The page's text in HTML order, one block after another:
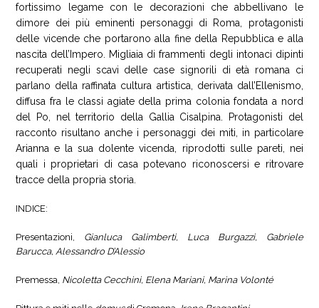
fortissimo legame con le decorazioni che abbellivano le
dimore dei più eminenti personaggi di Roma, protagonisti
delle vicende che portarono alla fine della Repubblica e alla
nascita dell’Impero. Migliaia di frammenti degli intonaci dipinti
recuperati negli scavi delle case signorili di età romana ci
parlano della raffinata cultura artistica, derivata dall’Ellenismo,
diffusa fra le classi agiate della prima colonia fondata a nord
del Po, nel territorio della Gallia Cisalpina. Protagonisti del
racconto risultano anche i personaggi dei miti, in particolare
Arianna e la sua dolente vicenda, riprodotti sulle pareti, nei
quali i proprietari di casa potevano riconoscersi e ritrovare
tracce della propria storia.
INDICE:
Presentazioni, Gianluca Galimberti, Luca Burgazzi, Gabriele
Barucca, Alessandro D’Alessio
Premessa, Nicoletta Cecchini, Elena Mariani, Marina Volonté